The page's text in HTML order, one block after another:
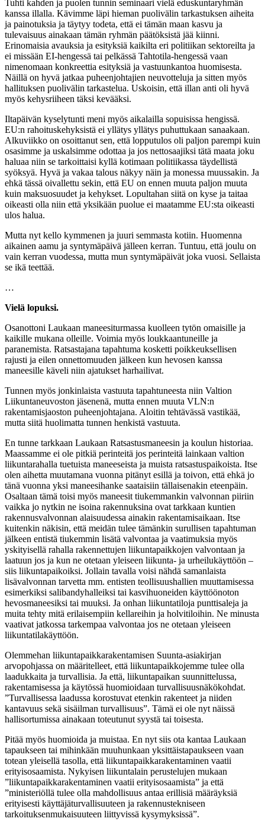
Tuhti kahden ja puolen tunnin seminaari vielä eduskuntaryhmän
kanssa illalla. Kävimme läpi hieman puolivälin tarkastuksen aiheita
ja painotuksia ja täytyy todeta, että ei tämän maan kasvu ja
tulevaisuus ainakaan tämän ryhmän päätöksistä jää kiinni.
Erinomaisia avauksia ja esityksiä kaikilta eri politiikan sektoreilta ja
ei missään EI-hengessä tai pelkässä Tahtotila-hengessä vaan
nimenomaan konkreettia esityksiä ja vastuunkantoa huomisesta.
Näillä on hyvä jatkaa puheenjohtajien neuvotteluja ja sitten myös
hallituksen puolivälin tarkastelua. Uskoisin, että illan anti oli hyvä
myös kehysriiheen täksi kevääksi.
Iltapäivän kyselytunti meni myös aikalailla sopuisissa hengissä.
EU:n rahoituskehyksistä ei yllätys yllätys puhuttukaan sanaakaan.
Alkuviikko on osoittanut sen, että lopputulos oli paljon parempi kuin
osasimme ja uskalsimme odottaa ja jos nettosaajiksi tätä maata joku
haluaa niin se tarkoittaisi kyllä kotimaan politiikassa täydellistä
syöksyä. Hyvä ja vakaa talous näkyy näin ja monessa muussakin. Ja
ehkä tässä oivallettu sekin, että EU on ennen muuta paljon muuta
kuin maksuosuudet ja kehykset. Lopultahan siitä on kyse ja taitaa
oikeasti olla niin että yksikään puolue ei maatamme EU:sta oikeasti
ulos halua.
Mutta nyt kello kymmenen ja juuri semmasta kotiin. Huomenna
aikainen aamu ja syntymäpäivä jälleen kerran. Tuntuu, että joulu on
vain kerran vuodessa, mutta mun syntymäpäivät joka vuosi. Sellaista
se ikä teettää.
…
Vielä lopuksi.
Osanottoni Laukaan maneesiturmassa kuolleen tytön omaisille ja
kaikille mukana olleille. Voimia myös loukkaantuneille ja
paranemista. Ratsastajana tapahtuma kosketti poikkeuksellisen
rajusti ja eilen onnettomuuden jälkeen kun hevosen kanssa
maneesille käveli niin ajatukset harhailivat.
Tunnen myös jonkinlaista vastuuta tapahtuneesta niin Valtion
Liikuntaneuvoston jäsenenä, mutta ennen muuta VLN:n
rakentamisjaoston puheenjohtajana. Aloitin tehtävässä vastikää,
mutta siitä huolimatta tunnen henkistä vastuuta.
En tunne tarkkaan Laukaan Ratsastusmaneesin ja koulun historiaa.
Maassamme ei ole pitkiä perinteitä jos perinteitä lainkaan valtion
liikuntarahalla tuetuista maneeseista ja muista ratsastuspaikoista. Itse
olen aihetta muutamana vuonna pitänyt esillä ja toivon, että ehkä jo
tänä vuonna yksi maneesihanke saataisiin tällaisenakin eteenpäin.
Osaltaan tämä toisi myös maneesit tiukemmankin valvonnan piiriin
vaikka jo nytkin ne isoina rakennuksina ovat tarkkaan kuntien
rakennusvalvonnan alaisuudessa ainakin rakentamisaikaan. Itse
kuitenkin näkisin, että meidän tulee tämänkin surullisen tapahtuman
jälkeen entistä tiukemmin lisätä valvontaa ja vaatimuksia myös
yskityisellä rahalla rakennettujen liikuntapaikkojen valvontaan ja
laatuun jos ja kun ne otetaan yleiseen liikunta- ja urheilukäyttöön –
siis liikuntapaikoiksi. Jollain tavalla voisi nähdä samanlaista
lisävalvonnan tarvetta mm. entisten teollisuushallien muuttamisessa
esimerkiksi salibandyhalleiksi tai kasvihuoneiden käyttöönoton
hevosmaneesiksi tai muuksi. Ja onhan liikuntatiloja punttisaleja ja
muita tehty mitä erilaisempiin kellareihin ja holvitiloihin. Ne minusta
vaativat jatkossa tarkempaa valvontaa jos ne otetaan yleiseen
liikuntatilakäyttöön.
Olemmehan liikuntapaikkarakentamisen Suunta-asiakirjan
arvopohjassa on määritelleet, että liikuntapaikkojemme tulee olla
laadukkaita ja turvallisia. Ja että, liikuntapaikan suunnittelussa,
rakentamisessa ja käytössä huomioidaan turvallisuusnäkökohdat.
”Turvallisessa laadussa korostuvat etenkin rakenteet ja niiden
kantavuus sekä sisäilman turvallisuus”. Tämä ei ole nyt näissä
hallisortumissa ainakaan toteutunut syystä tai toisesta.
Pitää myös huomioida ja muistaa. En nyt siis ota kantaa Laukaan
tapaukseen tai mihinkään muuhunkaan yksittäistapaukseen vaan
totean yleisellä tasolla, että liikuntapaikkarakentaminen vaatii
erityisosaamista. Nykyisen liikuntalain perustelujen mukaan
”liikuntapaikkarakentaminen vaatii erityisosaamista” ja että
”ministeriöllä tulee olla mahdollisuus antaa erillisiä määräyksiä
erityisesti käyttäjäturvallisuuteen ja rakennustekniseen
tarkoituksenmukaisuuteen liittyvissä kysymyksissä”.